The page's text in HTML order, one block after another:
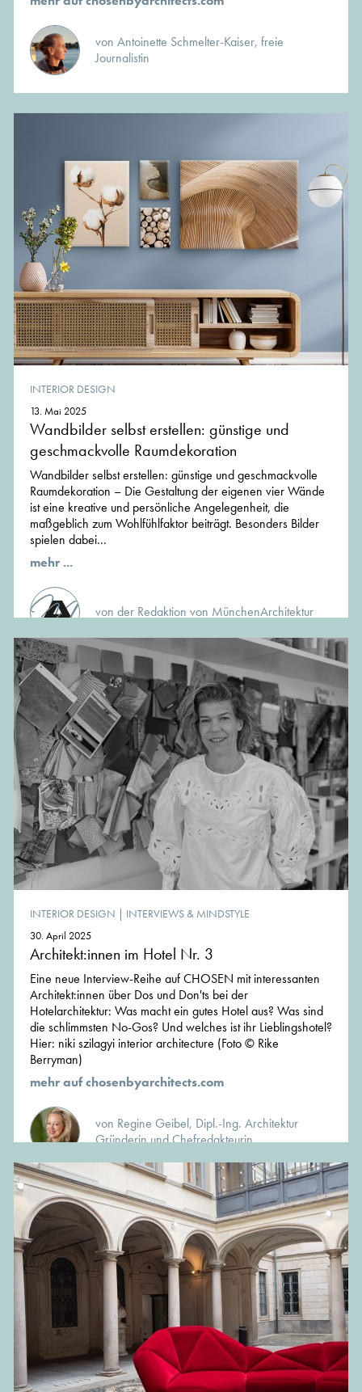
von Antoinette Schmelter-Kaiser, freie
Journalistin
INTERIOR DESIGN
13. Mai 2025
Wandbilder selbst erstellen: günstige und
geschmackvolle Raumdekoration
Wandbilder selbst erstellen: günstige und geschmackvolle
Raumdekoration – Die Gestaltung der eigenen vier Wände
ist eine kreative und persönliche Angelegenheit, die
maßgeblich zum Wohlfühlfaktor beiträgt. Besonders Bilder
spielen dabei...
mehr ...
von der Redaktion von MünchenArchitektur
INTERIOR DESIGN | INTERVIEWS & MINDSTYLE
30. April 2025
Architekt:innen im Hotel Nr. 3
Eine neue Interview-Reihe auf CHOSEN mit interessanten
Architekt:innen über Dos und Don'ts bei der
Hotelarchitektur: Was macht ein gutes Hotel aus? Was sind
die schlimmsten No-Gos? Und welches ist ihr Lieblingshotel?
Hier: niki szilagyi interior architecture (Foto © Rike
Berryman)
mehr auf chosenbyarchitects.com
von Regine Geibel, Dipl.-Ing. Architektur
Gründerin und Chefredakteurin